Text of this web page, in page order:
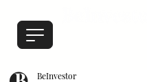
BeInvestor